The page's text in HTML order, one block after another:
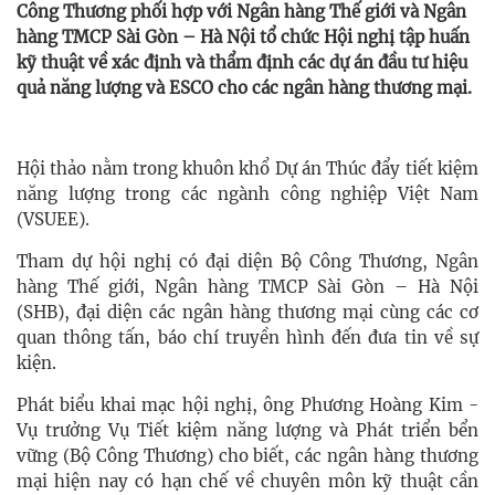
Công Thương phối hợp với Ngân hàng Thế giới và Ngân
hàng TMCP Sài Gòn – Hà Nội tổ chức Hội nghị tập huấn
kỹ thuật về xác định và thẩm định các dự án đầu tư hiệu
quả năng lượng và ESCO cho các ngân hàng thương mại.
Hội thảo nằm trong khuôn khổ Dự án Thúc đẩy tiết kiệm
năng lượng trong các ngành công nghiệp Việt Nam
(VSUEE).
Tham dự hội nghị có đại diện Bộ Công Thương, Ngân
hàng Thế giới, Ngân hàng TMCP Sài Gòn – Hà Nội
(SHB), đại diện các ngân hàng thương mại cùng các cơ
quan thông tấn, báo chí truyền hình đến đưa tin về sự
kiện.
Phát biểu khai mạc hội nghị, ông Phương Hoàng Kim -
Vụ trưởng Vụ Tiết kiệm năng lượng và Phát triển bển
vững (Bộ Công Thương) cho biết, các ngân hàng thương
mại hiện nay có hạn chế về chuyên môn kỹ thuật cần